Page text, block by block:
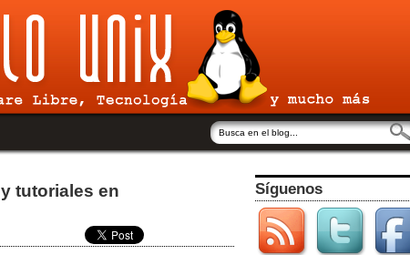
tutoriales en
Síguenos